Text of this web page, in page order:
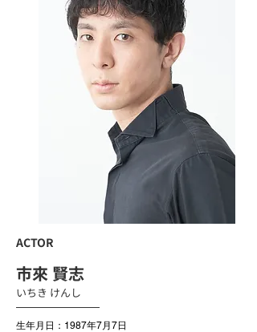
ACTOR
市來 賢志
いちき けんし
生年月日：1987年7月7日